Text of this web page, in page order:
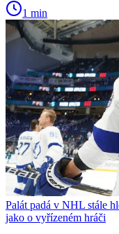
1 min
Palát padá v NHL stále
jako o vyřízeném hráči